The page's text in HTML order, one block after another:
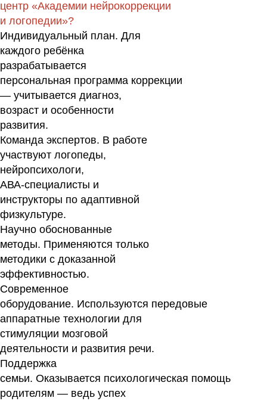
центр «Академии нейрокоррекции
и логопедии»?
Индивидуальный план. Для
каждого ребёнка
разрабатывается
персональная программа коррекции
— учитывается диагноз,
возраст и особенности
развития.
Команда экспертов. В работе
участвуют логопеды,
нейропсихологи,
АВА‑специалисты и
инструкторы по адаптивной
физкультуре.
Научно обоснованные
методы. Применяются только
методики с доказанной
эффективностью.
Современное
оборудование. Используются передовые
аппаратные технологии для
стимуляции мозговой
деятельности и развития речи.
Поддержка
семьи. Оказывается психологическая помощь
родителям — ведь успех